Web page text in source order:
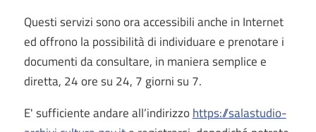
Questi servizi sono ora accessibili anche in Internet
ed offrono la possibilità di individuare e prenotare i
documenti da consultare, in maniera semplice e
diretta, 24 ore su 24, 7 giorni su 7.
E' sufficiente andare all’indirizzo https://salastudio-